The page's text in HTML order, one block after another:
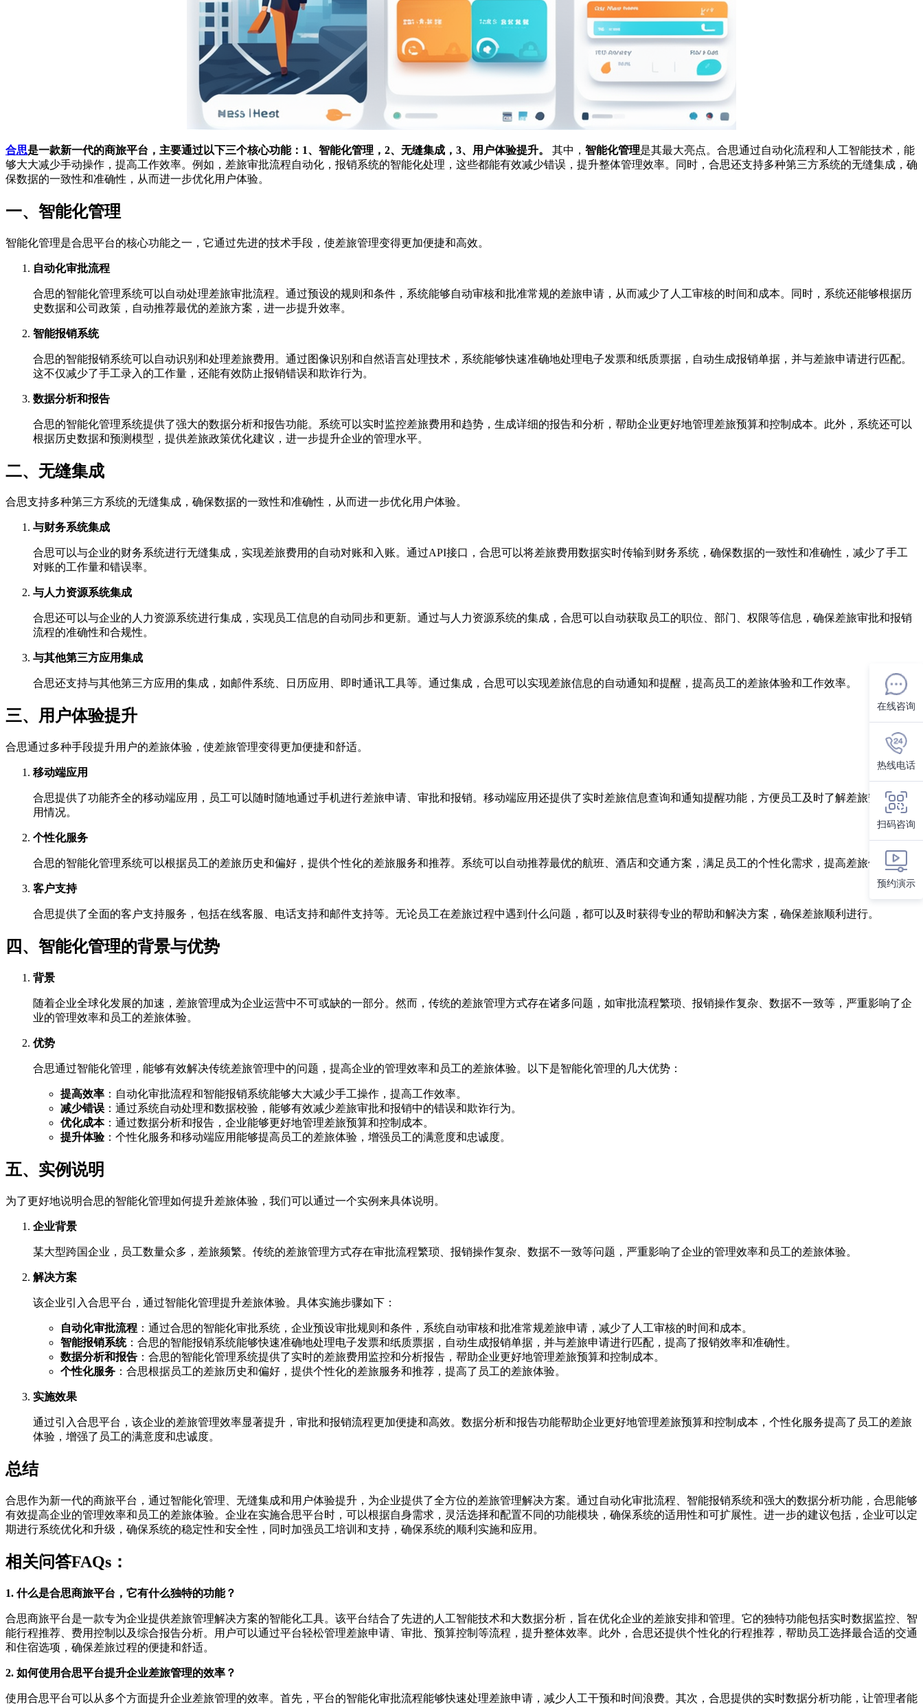
合思是一款新一代的商旅平台，主要通过以下三个核心功能：1、智能化管理，2、无缝集成，3、用户体验提升。 其中， 智能化管理是其最大亮点。合思通过自动化流程和人工智能技术，能
够大大减少手动操作，提高工作效率。例如，差旅审批流程自动化，报销系统的智能化处理，这些都能有效减少错误，提升整体管理效率。同时，合思还支持多种第三方系统的无缝集成，确
保数据的一致性和准确性，从而进一步优化用户体验。
一、智能化管理
智能化管理是合思平台的核心功能之一，它通过先进的技术手段，使差旅管理变得更加便捷和高效。
自动化审批流程
合思的智能化管理系统可以自动处理差旅审批流程。通过预设的规则和条件，系统能够自动审核和批准常规的差旅申请，从而减少了人工审核的时间和成本。同时，系统还能够根据历
史数据和公司政策，自动推荐最优的差旅方案，进一步提升效率。
智能报销系统
合思的智能报销系统可以自动识别和处理差旅费用。通过图像识别和自然语言处理技术，系统能够快速准确地处理电子发票和纸质票据，自动生成报销单据，并与差旅申请进行匹配。
这不仅减少了手工录入的工作量，还能有效防止报销错误和欺诈行为。
数据分析和报告
合思的智能化管理系统提供了强大的数据分析和报告功能。系统可以实时监控差旅费用和趋势，生成详细的报告和分析，帮助企业更好地管理差旅预算和控制成本。此外，系统还可以
根据历史数据和预测模型，提供差旅政策优化建议，进一步提升企业的管理水平。
二、无缝集成
合思支持多种第三方系统的无缝集成，确保数据的一致性和准确性，从而进一步优化用户体验。
与财务系统集成
合思可以与企业的财务系统进行无缝集成，实现差旅费用的自动对账和入账。通过API接口，合思可以将差旅费用数据实时传输到财务系统，确保数据的一致性和准确性，减少了手工
对账的工作量和错误率。
与人力资源系统集成
合思还可以与企业的人力资源系统进行集成，实现员工信息的自动同步和更新。通过与人力资源系统的集成，合思可以自动获取员工的职位、部门、权限等信息，确保差旅审批和报销
流程的准确性和合规性。
与其他第三方应用集成
合思还支持与其他第三方应用的集成，如邮件系统、日历应用、即时通讯工具等。通过集成，合思可以实现差旅信息的自动通知和提醒，提高员工的差旅体验和工作效率。
三、用户体验提升
合思通过多种手段提升用户的差旅体验，使差旅管理变得更加便捷和舒适。
移动端应用
合思提供了功能齐全的移动端应用，员工可以随时随地通过手机进行差旅申请、审批和报销。移动端应用还提供了实时差旅信息查询和通知提醒功能，方便员工及时了解差旅安排和费
用情况。
个性化服务
合思的智能化管理系统可以根据员工的差旅历史和偏好，提供个性化的差旅服务和推荐。系统可以自动推荐最优的航班、酒店和交通方案，满足员工的个性化需求，提高差旅体验。
客户支持
合思提供了全面的客户支持服务，包括在线客服、电话支持和邮件支持等。无论员工在差旅过程中遇到什么问题，都可以及时获得专业的帮助和解决方案，确保差旅顺利进行。
四、智能化管理的背景与优势
背景
随着企业全球化发展的加速，差旅管理成为企业运营中不可或缺的一部分。然而，传统的差旅管理方式存在诸多问题，如审批流程繁琐、报销操作复杂、数据不一致等，严重影响了企
业的管理效率和员工的差旅体验。
优势
合思通过智能化管理，能够有效解决传统差旅管理中的问题，提高企业的管理效率和员工的差旅体验。以下是智能化管理的几大优势：
提高效率 ：自动化审批流程和智能报销系统能够大大减少手工操作，提高工作效率。
减少错误 ：通过系统自动处理和数据校验，能够有效减少差旅审批和报销中的错误和欺诈行为。
优化成本：通过数据分析和报告，企业能够更好地管理差旅预算和控制成本。
提升体验：个性化服务和移动端应用能够提高员工的差旅体验，增强员工的满意度和忠诚度。
五、实例说明
为了更好地说明合思的智能化管理如何提升差旅体验，我们可以通过一个实例来具体说明。
企业背景
某大型跨国企业，员工数量众多，差旅频繁。传统的差旅管理方式存在审批流程繁琐、报销操作复杂、数据不一致等问题，严重影响了企业的管理效率和员工的差旅体验。
解决方案
该企业引入合思平台，通过智能化管理提升差旅体验。具体实施步骤如下：
自动化审批流程 ：通过合思的智能化审批系统，企业预设审批规则和条件，系统自动审核和批准常规差旅申请，减少了人工审核的时间和成本。
智能报销系统：合思的智能报销系统能够快速准确地处理电子发票和纸质票据，自动生成报销单据，并与差旅申请进行匹配，提高了报销效率和准确性。
数据分析和报告 ：合思的智能化管理系统提供了实时的差旅费用监控和分析报告，帮助企业更好地管理差旅预算和控制成本。
个性化服务 ：合思根据员工的差旅历史和偏好，提供个性化的差旅服务和推荐，提高了员工的差旅体验。
实施效果
通过引入合思平台，该企业的差旅管理效率显著提升，审批和报销流程更加便捷和高效。数据分析和报告功能帮助企业更好地管理差旅预算和控制成本，个性化服务提高了员工的差旅
体验，增强了员工的满意度和忠诚度。
总结
合思作为新一代的商旅平台，通过智能化管理、无缝集成和用户体验提升，为企业提供了全方位的差旅管理解决方案。通过自动化审批流程、智能报销系统和强大的数据分析功能，合思能够
有效提高企业的管理效率和员工的差旅体验。企业在实施合思平台时，可以根据自身需求，灵活选择和配置不同的功能模块，确保系统的适用性和可扩展性。进一步的建议包括，企业可以定
期进行系统优化和升级，确保系统的稳定性和安全性，同时加强员工培训和支持，确保系统的顺利实施和应用。
相关问答FAQs：
1. 什么是合思商旅平台，它有什么独特的功能？
合思商旅平台是一款专为企业提供差旅管理解决方案的智能化工具。该平台结合了先进的人工智能技术和大数据分析，旨在优化企业的差旅安排和管理。它的独特功能包括实时数据监控、智
能行程推荐、费用控制以及综合报告分析。用户可以通过平台轻松管理差旅申请、审批、预算控制等流程，提升整体效率。此外，合思还提供个性化的行程推荐，帮助员工选择最合适的交通
和住宿选项，确保差旅过程的便捷和舒适。
2. 如何使用合思平台提升企业差旅管理的效率？
使用合思平台可以从多个方面提升企业差旅管理的效率。首先，平台的智能化审批流程能够快速处理差旅申请，减少人工干预和时间浪费。其次，合思提供的实时数据分析功能，让管理者能
在线咨询
热线电话
扫码咨询
预约演示